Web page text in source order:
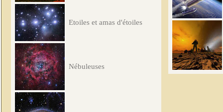
Etoiles et amas d'étoiles
Nébuleuses